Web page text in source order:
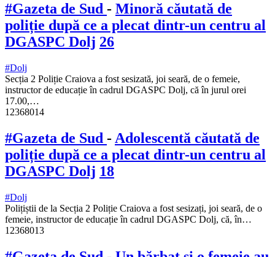
#Gazeta de Sud - Minoră căutată de
poliție după ce a plecat dintr-un centru al
DGASPC Dolj 26
#Dolj
Secția 2 Poliție Craiova a fost sesizată, joi seară, de o femeie,
instructor de educație în cadrul DGASPC Dolj, că în jurul orei
17.00,…
12368014
#Gazeta de Sud -Adolescentă căutată de
poliție după ce a plecat dintr-un centru al
DGASPC Dolj 18
#Dolj
Polițiștii de la Secția 2 Poliție Craiova a fost sesizați, joi seară, de o
femeie, instructor de educație în cadrul DGASPC Dolj, că, în…
12368013